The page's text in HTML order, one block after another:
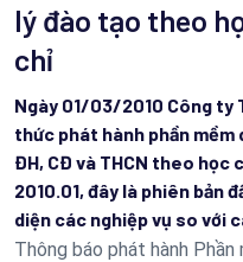
lý đào tạo theo
chỉ
Ngày 01/03/2010 Công ty
thức phát hành phần
ĐH, CĐ và THCN theo học
2010.01, đây là phiên bản
diện các nghiệp vụ so với
Thông báo phát hành